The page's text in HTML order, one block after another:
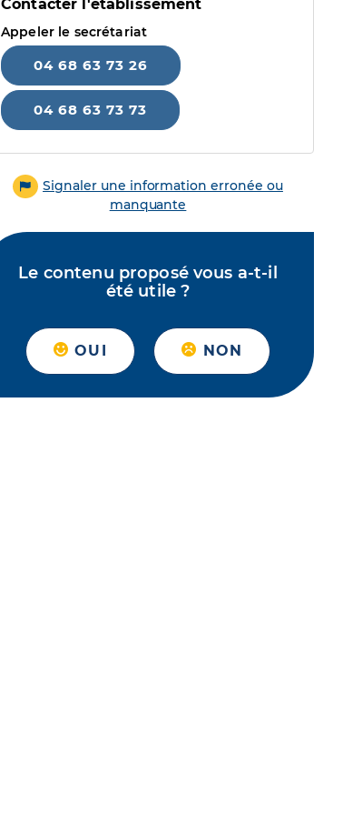
Contacter l'établissement
Appeler le secrétariat
04 68 63 73 26
04 68 63 73 73
Signaler une information erronée ou
manquante
Le contenu proposé vous a-t-il
été utile ?
OUI NON